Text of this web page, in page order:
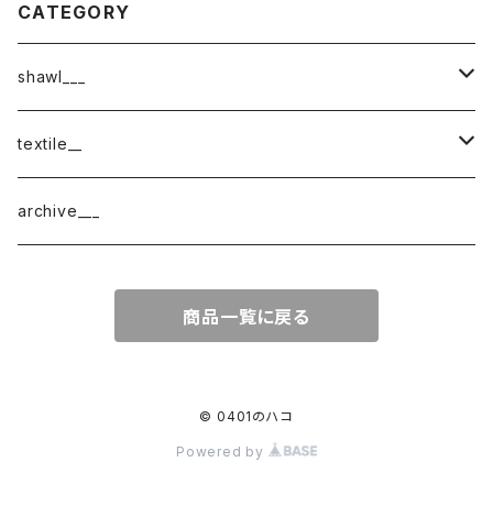
CATEGORY
shawl___
cotton
border
cotton × wool
textile__
織物
archive___
商品一覧に戻る
© 0401のハコ
Powered by